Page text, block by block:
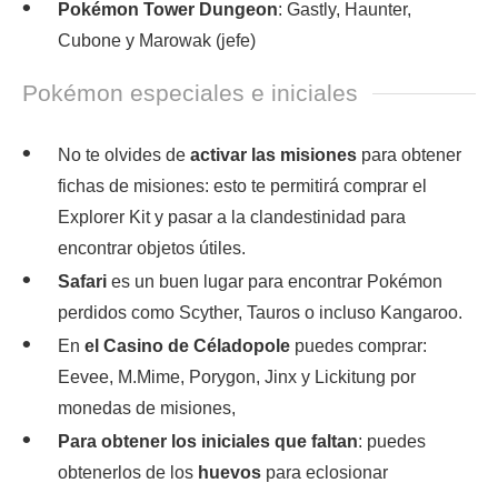
Pokémon Tower Dungeon: Gastly, Haunter,
Cubone y Marowak (jefe)
Pokémon especiales e iniciales
No te olvides de activar las misiones para obtener
fichas de misiones: esto te permitirá comprar el
Explorer Kit y pasar a la clandestinidad para
encontrar objetos útiles.
Safari es un buen lugar para encontrar Pokémon
perdidos como Scyther, Tauros o incluso Kangaroo.
En el Casino de Céladopole puedes comprar:
Eevee, M.Mime, Porygon, Jinx y Lickitung por
monedas de misiones,
Para obtener los iniciales que faltan: puedes
obtenerlos de los huevos para eclosionar